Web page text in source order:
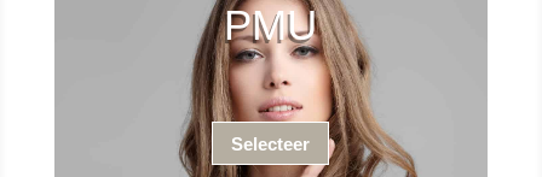
PMU
Selecteer